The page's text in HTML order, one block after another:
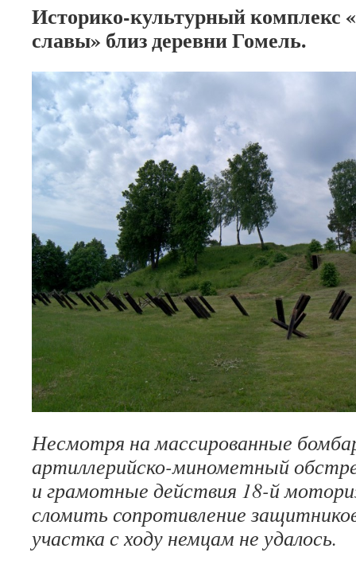
Историко-культурный комплекс
славы» близ деревни Гомель.
Не­смотря на массированные
артиллерийско-минометный
и грамотные действия 18-й
сломить сопротивление
участка с ходу немцам не удалось.